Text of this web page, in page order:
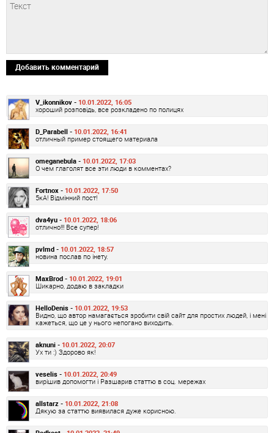
Добавить комментарий
V_ikonnikov - 10.01.2022, 16:05
хороший розповідь, все розкладено по полицях
D_Parabell - 10.01.2022, 16:41
отличный пример стоящего материала
omeganebula - 10.01.2022, 17:03
О чем глаголят все эти люди в комментах?
Fortnox - 10.01.2022, 17:50
5кА! Відмінний пост!
dva4yu - 10.01.2022, 18:06
отлично!!! Все супер!
pvlmd - 10.01.2022, 18:57
новина послав по інету.
MaxBrod - 10.01.2022, 19:01
Шикарно, додаю в закладки
HelloDenis - 10.01.2022, 19:53
Видно, що автор намагається зробити свій сайт для простих людей, і мені
кажеться, що це у нього непогано виходить.
aknuni - 10.01.2022, 20:07
Ух ти :) Здорово як!
veselis - 10.01.2022, 20:49
вирішив допомогти і Разшарив статтю в соц. мережах
allstarz - 10.01.2022, 21:08
Дякую за статтю виявилася дуже корисною.